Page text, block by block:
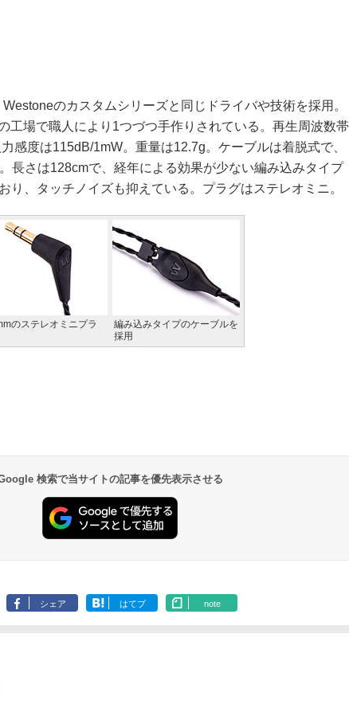
のカスタムシリーズと同じドライバや技術を採用。
工場で職人により1つづつ手作りされている。再生周波数帯
感度は115dB/1mW。重量は12.7g。ケーブルは着脱式で、
長さは128cmで、経年による効果が少ない編み込みタイプ
り、タッチノイズも抑えている。プラグはステレオミニ。
のステレオミニプラ
編み込みタイプのケーブルを
採用
検索で当サイトの記事を優先表示させる
シェア はてブ note